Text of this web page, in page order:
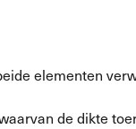
elementen
de dikte